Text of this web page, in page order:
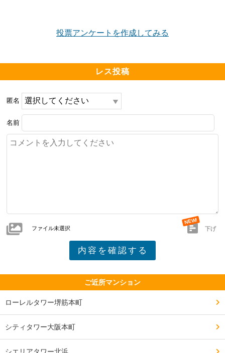
投票アンケートを作成してみる
レス投稿
匿名
名前
ファイル未選択 下げ
ご近所マンション
ローレルタワー堺筋本町
シティタワー大阪本町
シエリアタワー北浜